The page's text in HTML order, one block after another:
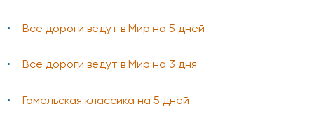
Все дороги ведут в Мир на 5 дней
Все дороги ведут в Мир на 3 дня
Гомельская классика на 5 дней